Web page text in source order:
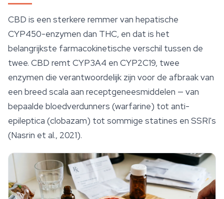
CBD is een sterkere remmer van hepatische
CYP450-enzymen dan THC, en dat is het
belangrijkste farmacokinetische verschil tussen de
twee. CBD remt CYP3A4 en CYP2C19, twee
enzymen die verantwoordelijk zijn voor de afbraak van
een breed scala aan receptgeneesmiddelen — van
bepaalde bloedverdunners (warfarine) tot anti-
epileptica (clobazam) tot sommige statines en SSRI's
(Nasrin et al., 2021).